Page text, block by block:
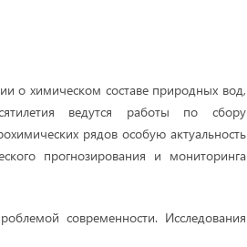
о химическом составе природных вод,
ведутся работы по сбору
рядов особую актуальность
прогнозирования и мониторинга
современности. Исследования